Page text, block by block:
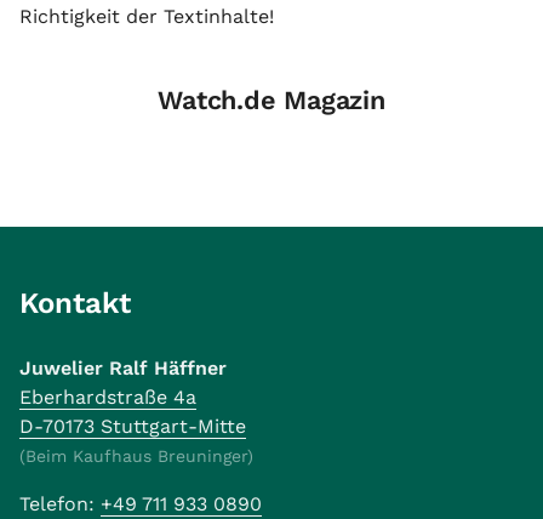
Richtigkeit der Textinhalte!
Watch.de Magazin
Kontakt
Juwelier Ralf Häffner
Eberhardstraße 4a
D-70173 Stuttgart-Mitte
(Beim Kaufhaus Breuninger)
Telefon: +49 711 933 0890